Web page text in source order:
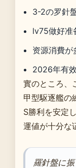
3-2の罗針
lv75做好准
资源消費が
2026年有
實のところ、
甲型駆逐艦の
S勝利を安定
運値が十分な
羅針盤に